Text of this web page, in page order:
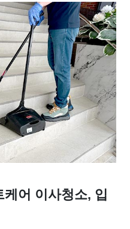
어 이사청소, 입